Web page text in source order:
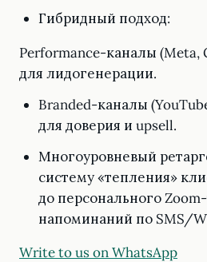
Гибридный подход:
Performance-каналы (Meta,
для лидогенерации.
Branded-каналы
для доверия и upsell.
Многоуровневый
систему «тепления»
до персонального
напоминаний по SMS/
Write to us on WhatsApp